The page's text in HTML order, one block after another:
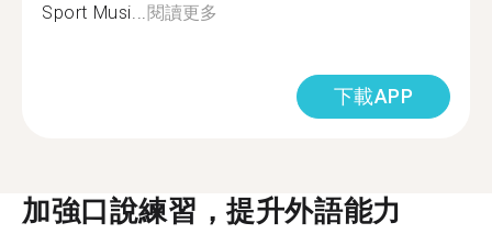
Sport Musi... 閱讀更多
下載APP
加強口說練習，提升外語能力